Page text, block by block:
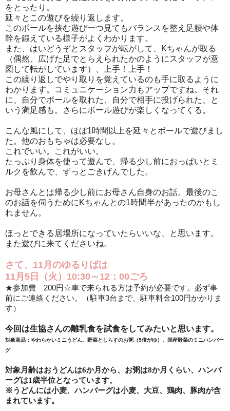
をとったり。
延々とこの遊びを繰り返します。
このボールを挟む遊び一つ見てもバランスを整え足腰や体
幹を鍛えている様子がよくわかります。
また、はいどうぞとスタッフが転がして、Kちゃんが取る
（偶然、広げた足でとらえられたかのようにスタッフが意
図して転がしています）、上手！上手！
この繰り返しでやり取りを覚えているのも手に取るように
わかります。コミュニケーション力もアップですね。それ
に、自分でボールを取れた、自分で相手に投げられた、と
いう満足感も。さらにボール遊びが楽しくなってくる。
こんな風にして、ほぼ1時間以上を延々とボールで遊びまし
た。他のおもちゃは必要なし。
これでいい。これがいい。
たっぷり身体を使って遊んで、帰る少し前におっぱいとミ
ルクを飲んで、ずっとごきげんでした。
お母さんとは帰る少し前にお母さん自身のお話。最後のこ
のお話を伺うためにKちゃんとの1時間半があったのかもし
れません。
ほっとできる居場所になっていたらいいな、と思います。
また遊びに来てくださいね。
さて、11月のゆるりばは
11月5日（火）10:30～12：00ごろ
★参加費 200円☆車で来られる方は予約が必要です。必ず事
前にご連絡ください。（駐車3台まで、駐車料金100円かかりま
す）
今回は生協さんの離乳食を試食をしてみたいと思います。
対象商品：やわらかいミニうどん、野菜としらすのお粥（5倍がゆ）、国産野菜のミニハンバー
グ
対象月齢はおうどんは6か月から、お粥は8か月くらい、ハンバ
ーグは1 歳半位となっています。
※うどんには小麦、ハンバーグは小麦、大豆、鶏肉、豚肉が含
まれています。